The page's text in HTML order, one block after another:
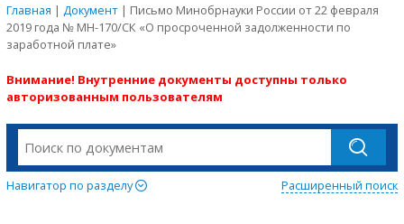
Главная | Документ | Письмо Минобрнауки России от 22 февраля
2019 года № МН-170/СК «О просроченной задолженности по
заработной плате»
Внимание! Внутренние документы доступны только
авторизованным пользователям
Навигатор по разделу Расширенный поиск